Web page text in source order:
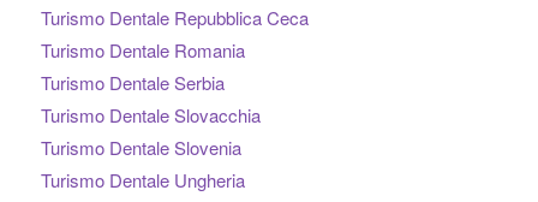
Turismo Dentale Repubblica Ceca
Turismo Dentale Romania
Turismo Dentale Serbia
Turismo Dentale Slovacchia
Turismo Dentale Slovenia
Turismo Dentale Ungheria